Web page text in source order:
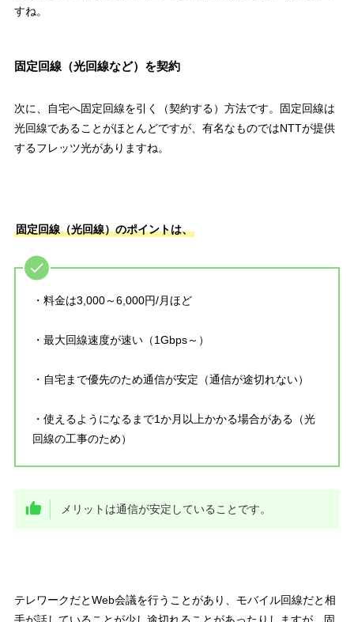
すね。
固定回線（光回線など）を契約
次に、 自宅へ固定回線を引く（契約する） 方法です。固定回線は
光回線であることがほとんどですが、有名なものではNTTが提供
するフレッツ光がありますね。
固定回線（光回線）のポイントは、
・料金は3,000～6,000円/月ほど
・最大回線速度が速い（1Gbps～）
・自宅まで優先のため通信が安定（通信が途切れない）
・使えるようになるまで1か月以上かかる場合がある（光
回線の工事のため）
メリットは通信が安定 していることです。
テレワークだとWeb会議を行うことがあり、モバイル回線だと相